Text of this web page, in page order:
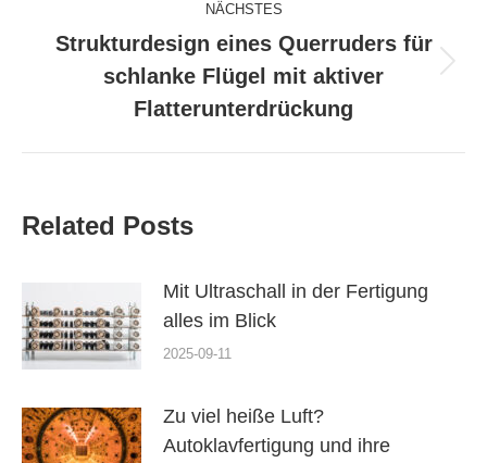
NÄCHSTES
Nächster
Beitrag:
Strukturdesign eines Querruders für
schlanke Flügel mit aktiver
Flatterunterdrückung
Related Posts
Mit Ultraschall in der Fertigung
alles im Blick
2025-09-11
Zu viel heiße Luft?
Autoklavfertigung und ihre